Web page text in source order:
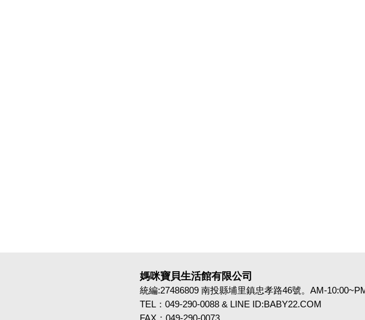
媽咪寶貝生活館有限公司
統編:27486809 南投縣埔里鎮忠孝路46號。AM-
TEL：049-290-0088 & LINE ID:BABY22.COM
FAX：049-290-0073